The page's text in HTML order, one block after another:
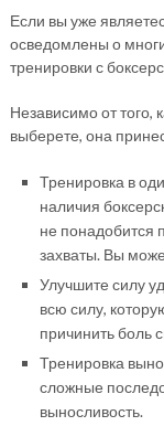
Если вы уже
осведомлены о
тренировки с
Независимо от того,
выберете, она
Тренировка в
наличия
не понадобится
захваты. Вы
Улучшите силу
всю силу,
причинить боль
Тренировка
сложные
выносливость.